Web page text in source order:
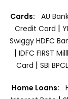
Cards: AU
Credit Card |
Swiggy HDFC
| IDFC FIRST
Card | SBI
Home Loans: